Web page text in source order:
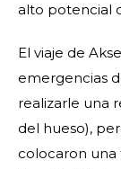
alto potencial
El viaje de
emergencias
realizarle una
del hueso),
colocaron una